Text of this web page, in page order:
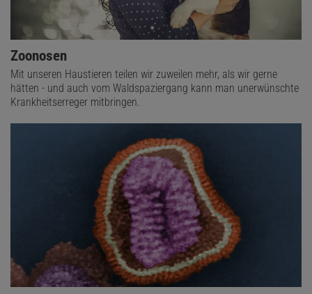
Zoonosen
Mit unseren Haustieren teilen wir zuweilen mehr, als wir gerne
hätten - und auch vom Waldspaziergang kann man unerwünschte
Krankheitserreger mitbringen.